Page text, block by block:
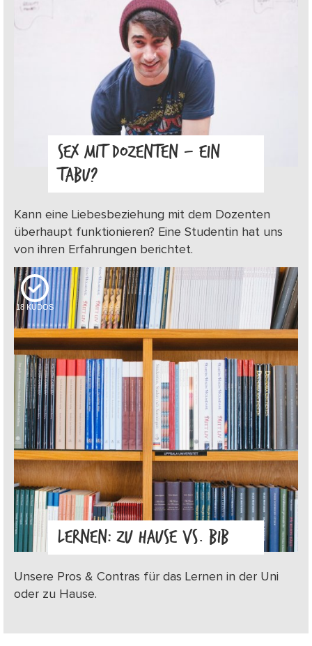
SEX MIT DOZENTEN – EIN
TABU?
Kann eine Liebesbeziehung mit dem Dozenten
überhaupt funktionieren? Eine Studentin hat uns
von ihren Erfahrungen berichtet.
18 KUDOS
LERNEN: ZU HAUSE VS. BIB
Unsere Pros & Contras für das Lernen in der Uni
oder zu Hause.